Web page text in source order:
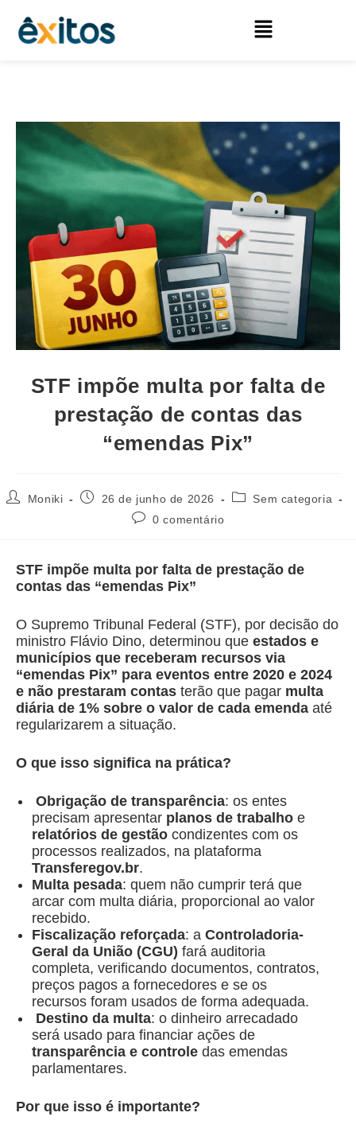
STF impõe multa por falta de
prestação de contas das
“emendas Pix”
Moniki 26 de junho de 2026
Sem categoria
0 comentário
STF impõe multa por falta de prestação de
contas das “emendas Pix”
O Supremo Tribunal Federal (STF), por decisão do
ministro Flávio Dino, determinou que estados e
municípios que receberam recursos via
“emendas Pix” para eventos entre 2020 e 2024
e não prestaram contas terão que pagar multa
diária de 1% sobre o valor de cada emenda até
regularizarem a situação.
O que isso significa na prática?
Obrigação de transparência: os entes
precisam apresentar planos de trabalho e
relatórios de gestão condizentes com os
processos realizados, na plataforma
Transferegov.br.
Multa pesada: quem não cumprir terá que
arcar com multa diária, proporcional ao valor
recebido.
Fiscalização reforçada: a Controladoria-
Geral da União (CGU) fará auditoria
completa, verificando documentos, contratos,
preços pagos a fornecedores e se os
recursos foram usados de forma adequada.
Destino da multa: o dinheiro arrecadado
será usado para financiar ações de
transparência e controle das emendas
parlamentares.
Por que isso é importante?